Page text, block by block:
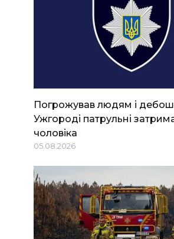
Погрожував людям і
Ужгороді патрульні
чоловіка
05.08.2026